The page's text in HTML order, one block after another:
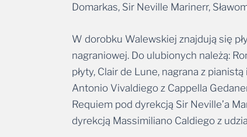
Domarkas, Sir Neville Marinerr,
W dorobku Walewskiej znajdują się
nagraniowej. Do ulubionych należą:
płyty, Clair de Lune, nagrana z
Antonio Vivaldiego z Cappella
Requiem pod dyrekcją Sir Neville’a
dyrekcją Massimiliano Caldiego z